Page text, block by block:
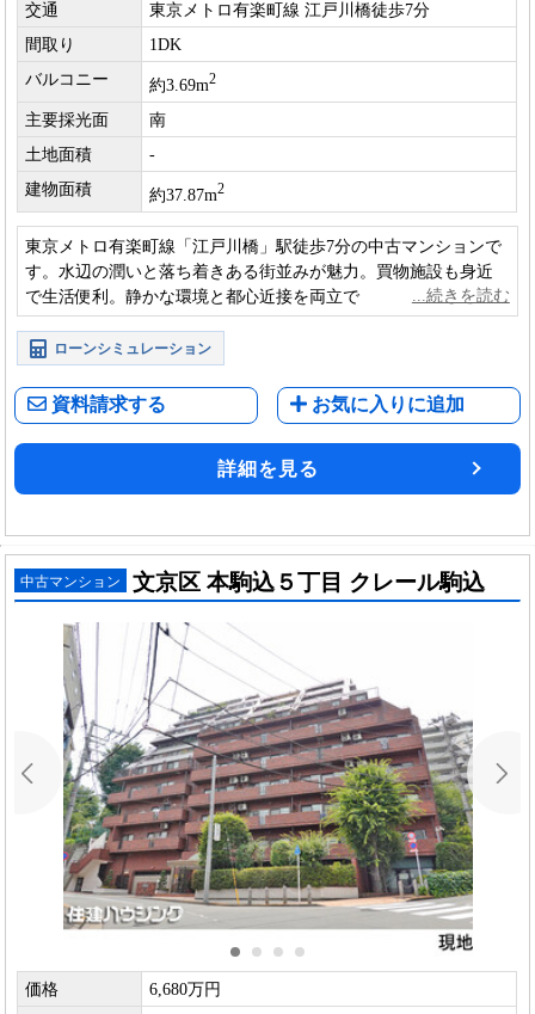
交通
東京メトロ有楽町線 江戸川橋徒歩7分
間取り
1DK
バルコニー
約3.69m2
主要採光面
南
土地面積
-
建物面積
約37.87m2
東京メトロ有楽町線「江戸川橋」駅徒歩7分の中古マンションで
す。水辺の潤いと落ち着きある街並みが魅力。買物施設も身近
で生活便利。静かな環境と都心近接を両立でき、単身から家族
まで住みやすい住環境。
ローンシミュレーション
資料請求する お気に入りに追加
詳細を見る
中古マンション 文京区 本駒込５丁目 クレール駒込
価格
6,680万円